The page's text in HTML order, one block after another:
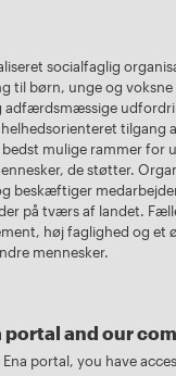
socialfaglig
til børn, unge og voksne
adfærdsmæssige
tilgang
mulige rammer for
de støtter.
beskæftiger
på tværs af landet.
høj faglighed og et
mennesker.
portal and our
portal, you have